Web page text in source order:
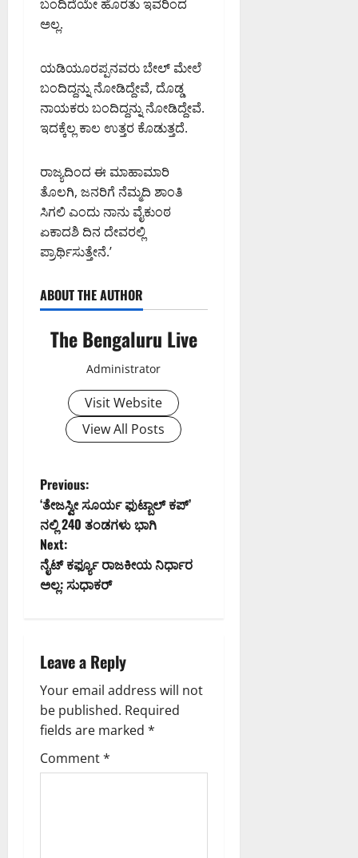
ಬಂದಿದೆಯೇ ಹೊರತು ಇವರಿಂದ
ಅಲ್ಲ.
ಯಡಿಯೂರಪ್ಪನವರು ಬೇಲ್ ಮೇಲೆ
ಬಂದಿದ್ದನ್ನು ನೋಡಿದ್ದೇವೆ, ದೊಡ್ಡ
ನಾಯಕರು ಬಂದಿದ್ದನ್ನು ನೋಡಿದ್ದೇವೆ.
ಇದಕ್ಕೆಲ್ಲ ಕಾಲ ಉತ್ತರ ಕೊಡುತ್ತದೆ.
ರಾಜ್ಯದಿಂದ ಈ ಮಾಹಾಮಾರಿ
ತೊಲಗಿ, ಜನರಿಗೆ ನೆಮ್ಮದಿ ಶಾಂತಿ
ಸಿಗಲಿ ಎಂದು ನಾನು ವೈಕುಂಠ
ಏಕಾದಶಿ ದಿನ ದೇವರಲ್ಲಿ
ಪ್ರಾರ್ಥಿಸುತ್ತೇನೆ.’
ABOUT THE AUTHOR
The Bengaluru Live
Administrator
Visit Website
View All Posts
P
o
s
t
a
v
i
g
Previous:
‘ತೇಜಸ್ವೀ ಸೂರ್ಯ ಫುಟ್ಬಾಲ್ ಕಪ್’
ನಲ್ಲಿ 240 ತಂಡಗಳು ಭಾಗಿ
Next:
ನೈಟ್ ಕರ್ಫ್ಯೂ ರಾಜಕೀಯ ನಿರ್ಧಾರ
ಅಲ್ಲ: ಸುಧಾಕರ್
Leave a Reply
Your email address will not
be published. Required
fields are marked *
Comment*